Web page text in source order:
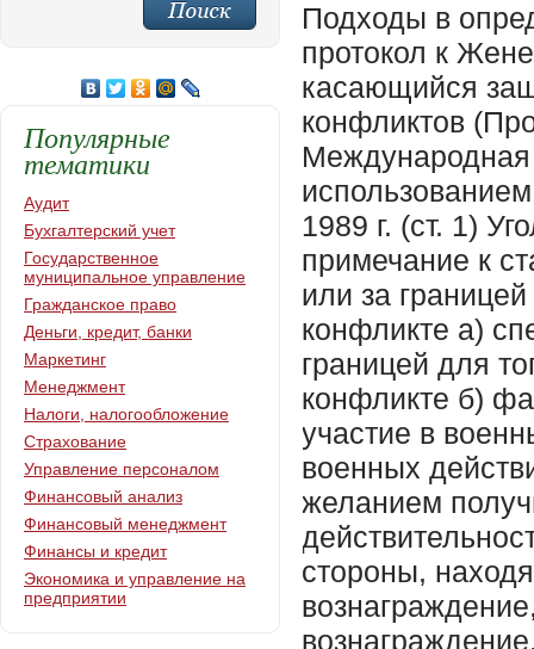
Подходы в
протокол к
касающийся
конфликтов
Международная
1989 г. (ст. 1)
примечание к
или за
конфликте a)
границей для
конфликте б)
участие в
военных
желанием
стороны,
Популярные
тематики
Аудит
Бухгалтерский учет
Государственное
муниципальное управление
Гражданское право
Деньги, кредит, банки
Маркетинг
Менеджмент
Налоги, налогообложение
Страхование
Управление персоналом
Финансовый анализ
Финансовый менеджмент
Финансы и кредит
Экономика и управление на
предприятии